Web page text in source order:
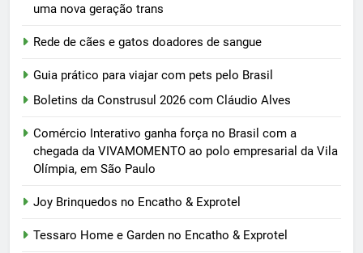
uma nova geração trans
Rede de cães e gatos doadores de sangue
Guia prático para viajar com pets pelo Brasil
Boletins da Construsul 2026 com Cláudio Alves
Comércio Interativo ganha força no Brasil com a
chegada da VIVAMOMENTO ao polo empresarial da Vila
Olímpia, em São Paulo
Joy Brinquedos no Encatho & Exprotel
Tessaro Home e Garden no Encatho & Exprotel